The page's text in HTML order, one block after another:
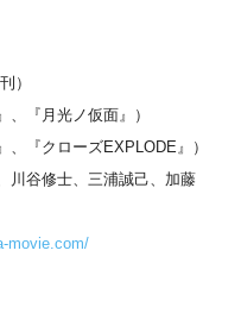
）
『月光ノ仮面』）
『クローズEXPLODE』）
川谷修士、三浦誠己、加藤
movie.com/